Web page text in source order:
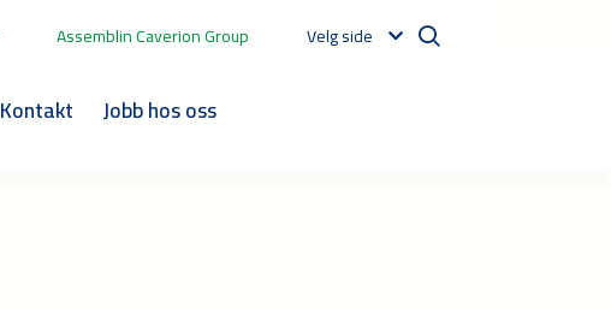
Assemblin Caverion Group Velg side
Kontakt Jobb hos oss